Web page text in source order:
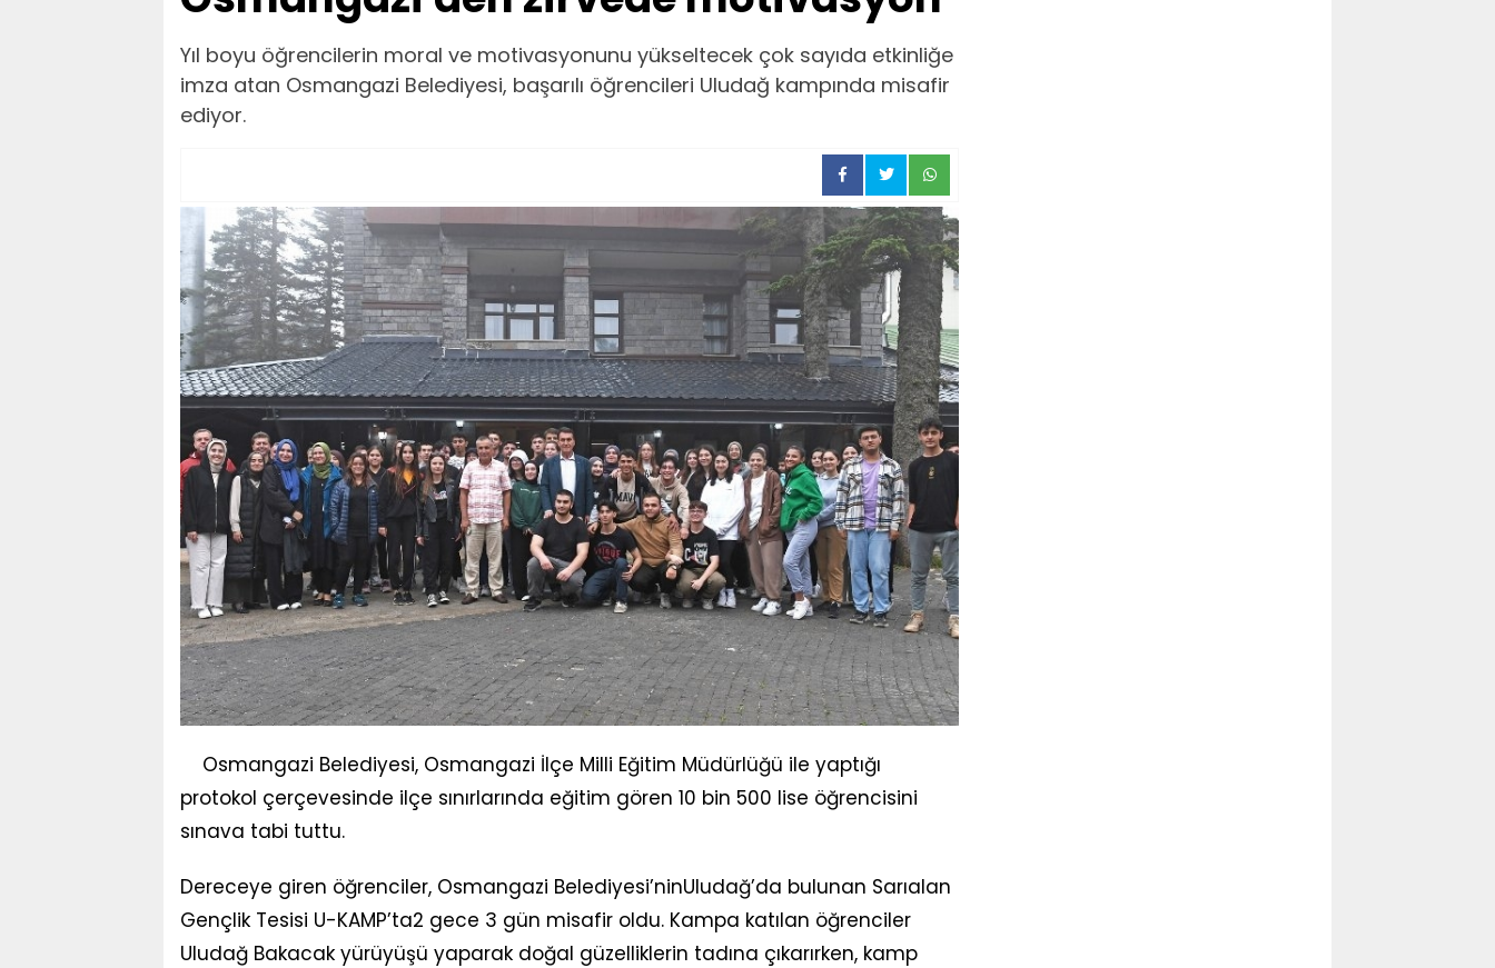
Yıl boyu öğrencilerin moral ve motivasyonunu yükseltecek çok sayıda etkinliğe
imza atan Osmangazi Belediyesi, başarılı öğrencileri Uludağ kampında misafir
ediyor.
Osmangazi Belediyesi, Osmangazi İlçe Milli Eğitim Müdürlüğü ile yaptığı
protokol çerçevesinde ilçe sınırlarında eğitim gören 10 bin 500 lise öğrencisini
sınava tabi tuttu.
Dereceye giren öğrenciler, Osmangazi Belediyesi’ninUludağ’da bulunan Sarıalan
Gençlik Tesisi U-KAMP’ta2 gece 3 gün misafir oldu. Kampa katılan öğrenciler
Uludağ Bakacak yürüyüşü yaparak doğal güzelliklerin tadına çıkarırken, kamp